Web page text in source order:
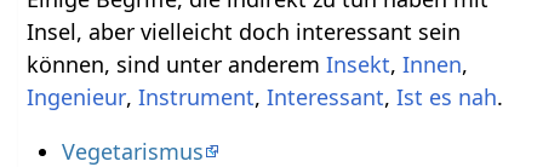
Insel‏‎, aber vielleicht doch interessant sein
können, sind unter anderem
,
,
, , ,
.
Vegetarismus